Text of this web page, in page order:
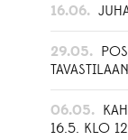
16.06.
29.05.
06.05.
16.5. KLO